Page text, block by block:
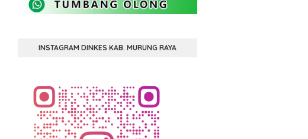
INSTAGRAM DINKES KAB. MURUNG RAYA